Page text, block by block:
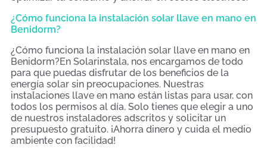
¿Cómo funciona la instalación solar llave en mano en
Benidorm?
¿Cómo funciona la instalación solar llave en mano en
Benidorm?En Solarinstala, nos encargamos de todo
para que puedas disfrutar de los beneficios de la
energía solar sin preocupaciones. Nuestras
instalaciones llave en mano están listas para usar, con
todos los permisos al día. Solo tienes que elegir a uno
de nuestros instaladores adscritos y solicitar un
presupuesto gratuito. ¡Ahorra dinero y cuida el medio
ambiente con facilidad!